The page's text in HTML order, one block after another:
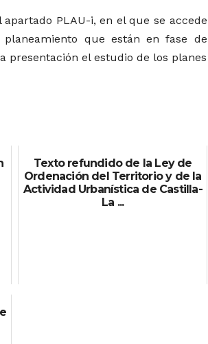
PLAU-i, en el que se accede
que están en fase de
presentación el estudio de los planes
Texto refundido de la Ley de
Ordenación del Territorio y de la
Actividad Urbanística de Castilla-
La ...